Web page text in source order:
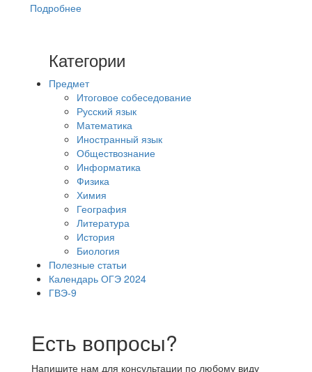
Подробнее
Категории
Предмет
Итоговое собеседование
Русский язык
Математика
Иностранный язык
Обществознание
Информатика
Физика
Химия
География
Литература
История
Биология
Полезные статьи
Календарь ОГЭ 2024
ГВЭ-9
Есть вопросы?
Напишите нам для консультации по любому виду